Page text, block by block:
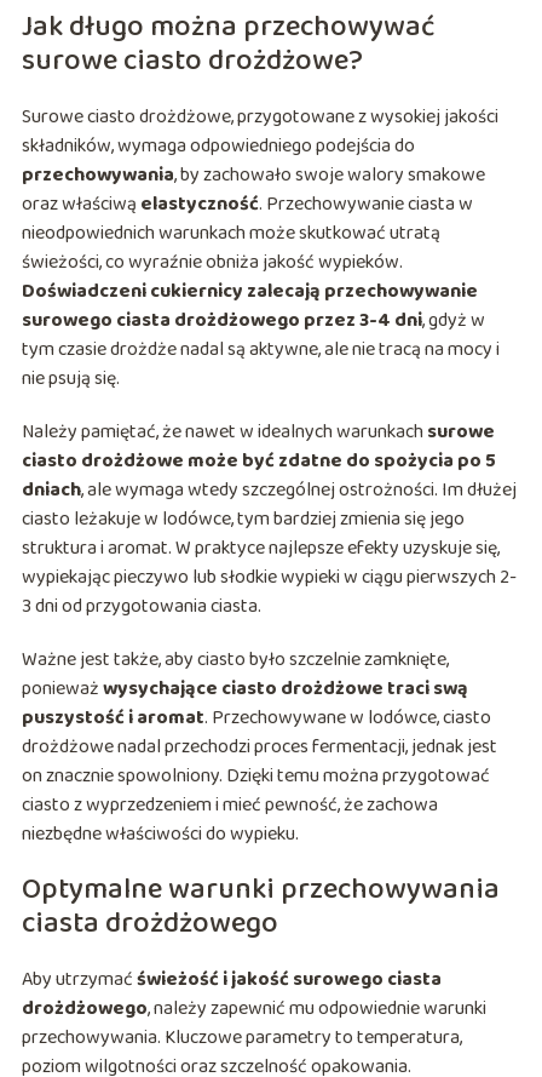
Jak długo można przechowywać
surowe ciasto drożdżowe?
Surowe ciasto drożdżowe, przygotowane z wysokiej jakości
składników, wymaga odpowiedniego podejścia do
przechowywania, by zachowało swoje walory smakowe
oraz właściwą elastyczność. Przechowywanie ciasta w
nieodpowiednich warunkach może skutkować utratą
świeżości, co wyraźnie obniża jakość wypieków.
Doświadczeni cukiernicy zalecają przechowywanie
surowego ciasta drożdżowego przez 3-4 dni, gdyż w
tym czasie drożdże nadal są aktywne, ale nie tracą na mocy i
nie psują się.
Należy pamiętać, że nawet w idealnych warunkachsurowe
ciasto drożdżowe może być zdatne do spożycia po 5
dniach, ale wymaga wtedy szczególnej ostrożności. Im dłużej
ciasto leżakuje w lodówce, tym bardziej zmienia się jego
struktura i aromat. W praktyce najlepsze efekty uzyskuje się,
wypiekając pieczywo lub słodkie wypieki w ciągu pierwszych 2-
3 dni od przygotowania ciasta.
Ważne jest także, aby ciasto było szczelnie zamknięte,
ponieważwysychające ciasto drożdżowe traci swą
puszystość i aromat. Przechowywane w lodówce, ciasto
drożdżowe nadal przechodzi proces fermentacji, jednak jest
on znacznie spowolniony. Dzięki temu można przygotować
ciasto z wyprzedzeniem i mieć pewność, że zachowa
niezbędne właściwości do wypieku.
Optymalne warunki przechowywania
ciasta drożdżowego
Aby utrzymaćświeżość i jakość surowego ciasta
drożdżowego, należy zapewnić mu odpowiednie warunki
przechowywania. Kluczowe parametry to temperatura,
poziom wilgotności oraz szczelność opakowania.